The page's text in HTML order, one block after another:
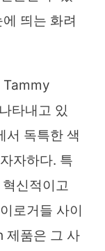
띄는 화려
Tammy
타내고 있
서 독특한 색
자하다. 특
신적이고
로거들 사이
제품은 그 사